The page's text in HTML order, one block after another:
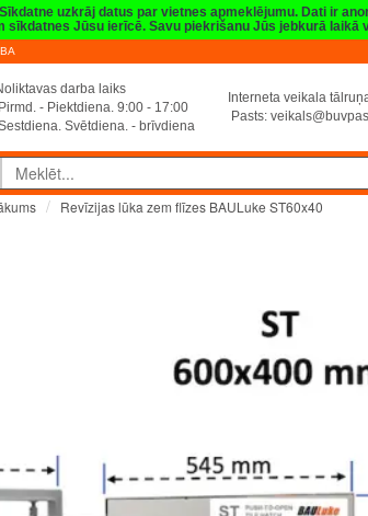
uzkrāj datus par vietnes apmeklējumu. Dati ir
Jūsu ierīcē. Savu piekrišanu Jūs jebkurā
darba laiks
Pirmd. - Piektdiena. 9:00 - 17:00
Svētdiena. - brīvdiena
Interneta veikala
Pasts:
Revīzijas lūka zem flīzes BAULuke ST60x40